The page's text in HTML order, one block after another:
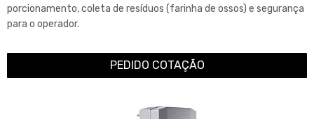
porcionamento, coleta de resíduos (farinha de ossos) e segurança
para o operador.
PEDIDO COTAÇÃO